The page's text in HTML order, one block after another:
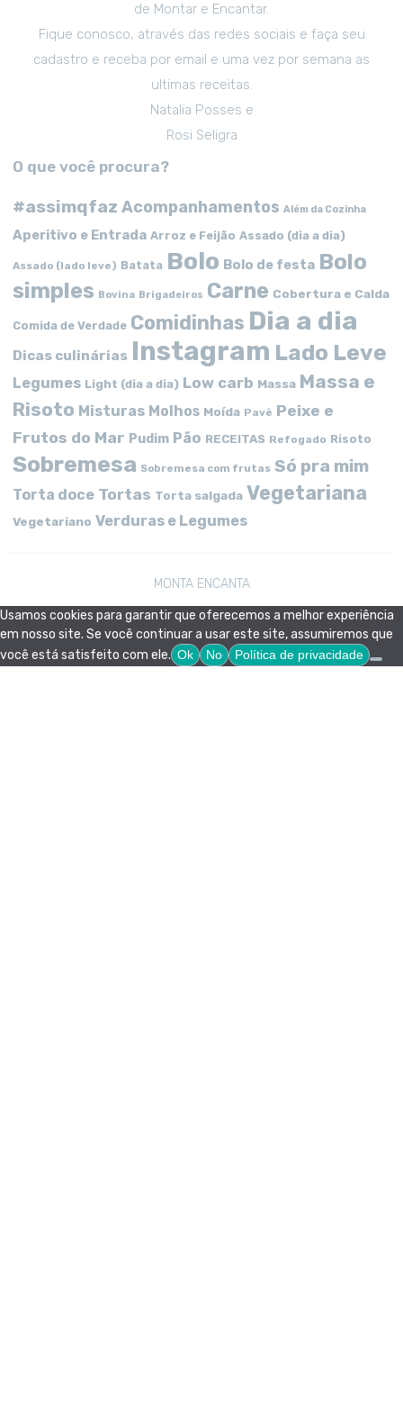
de Montar e Encantar.
Fique conosco, através das redes sociais e faça seu
cadastro e receba por email e uma vez por semana as
ultimas receitas.
Natalia Posses e
Rosi Seligra
O que você procura?
#assimqfaz Acompanhamentos Além da Cozinha
Aperitivo e Entrada Arroz e Feijão Assado (dia a dia)
Assado (lado leve) Batata Bolo Bolo de festa Bolo
simples Bovina Brigadeiros Carne Cobertura e Calda
Comida de Verdade Comidinhas Dia a dia
Dicas culinárias Instagram Lado Leve
Legumes Light (dia a dia) Low carb Massa Massa e
Risoto Misturas Molhos Moída Pavê Peixe e
Frutos do Mar Pudim Pão RECEITAS Refogado Risoto
Sobremesa Sobremesa com frutas Só pra mim
Torta doce Tortas Torta salgada Vegetariana
Vegetariano Verduras e Legumes
MONTA ENCANTA
Usamos cookies para garantir que oferecemos a melhor experiência
em nosso site. Se você continuar a usar este site, assumiremos que
você está satisfeito com ele. Ok No Política de privacidade